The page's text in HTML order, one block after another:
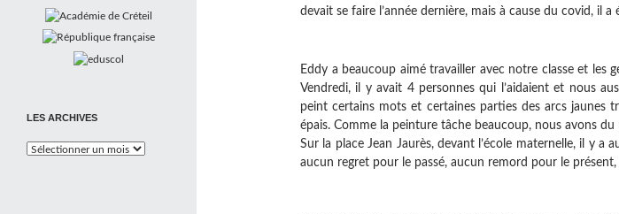
devait se faire l’année dernière, mais à cause du covid, il a
Eddy a beaucoup aimé travailler avec notre classe et les
Vendredi, il y avait 4 personnes qui l’aidaient et nous
peint certains mots et certaines parties des arcs jaunes
épais. Comme la peinture tâche beaucoup, nous avons
Sur la place Jean Jaurès, devant l’école maternelle, il y a
aucun regret pour le passé, aucun remord pour le
LES ARCHIVES
Les